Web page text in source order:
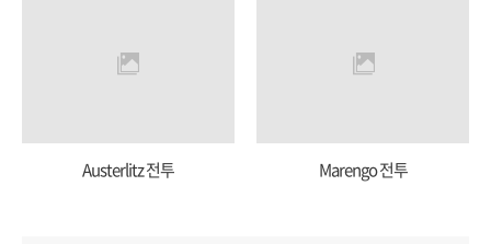
Austerlitz 전투 Marengo 전투